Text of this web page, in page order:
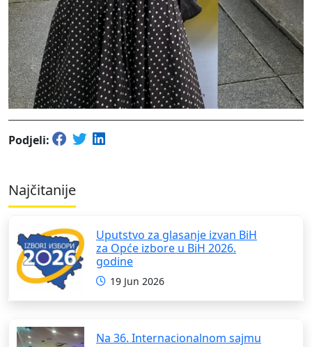
Podjeli:
Najčitanije
Uputstvo za glasanje izvan BiH
za Opće izbore u BiH 2026.
godine
19 Jun 2026
Na 36. Internacionalnom sajmu